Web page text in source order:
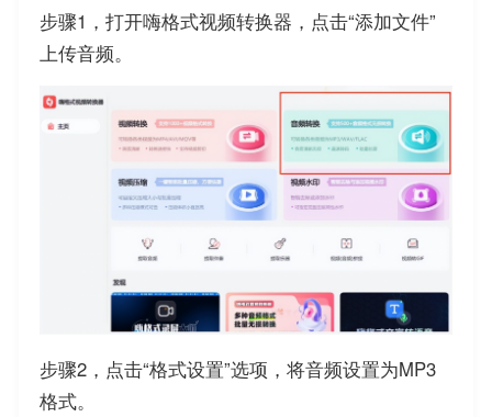
步骤1，打开嗨格式视频转换器，点击“添加文件”
上传音频。
步骤2，点击“格式设置”选项，将音频设置为MP3
格式。